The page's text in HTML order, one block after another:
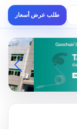
طلب عرض أسعار